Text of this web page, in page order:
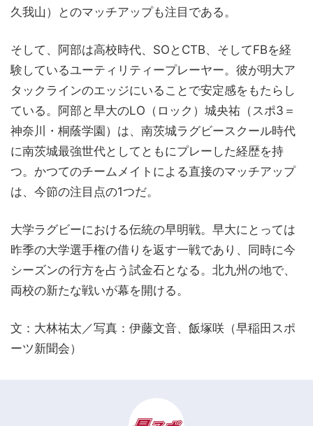
久我山）とのマッチアップも注目である。
そして、阿部は高校時代、SOとCTB、そしてFBを経
験しているユーティリティープレーヤー。彼が明大ア
タックラインのエッジにいることで安定感をもたらし
ている。阿部と早大のLO（ロック）城央祐（スポ3＝
神奈川・桐蔭学園）は、南茨城ラグビースクール時代
に南茨城最強世代としてともにプレーした経歴を持
つ。かつてのチームメイトによる直接のマッチアップ
は、今節の注目点の1つだ。
大学ラグビーにおける伝統の早明戦。早大にとっては
昨季の大学選手権の借りを返す一戦であり、同時に今
シーズンの行方を占う試金石となる。北九州の地で、
両校の新たな戦いが幕を開ける。
文：大林祐太／写真：伊藤文音、飯塚咲（早稲田スポ
ーツ新聞会）